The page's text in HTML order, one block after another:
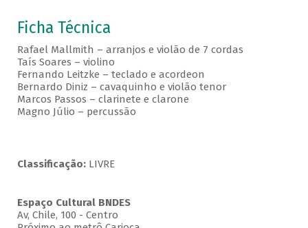
Ficha Técnica
Rafael Mallmith – arranjos e violão de 7 cordas
Taís Soares – violino
Fernando Leitzke – teclado e acordeon
Bernardo Diniz – cavaquinho e violão tenor
Marcos Passos – clarinete e clarone
Magno Júlio – percussão
Classificação: LIVRE
Espaço Cultural BNDES
Av, Chile, 100 - Centro